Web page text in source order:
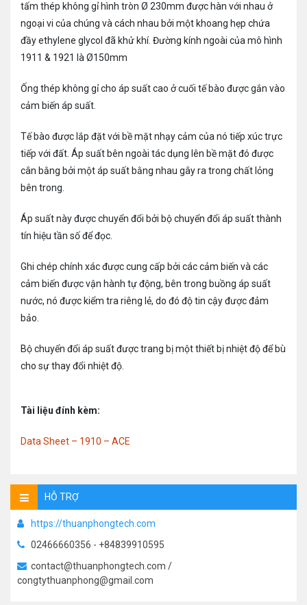
tấm thép không gỉ hình tròn Ø 230mm được hàn với nhau ở
ngoại vi của chúng và cách nhau bởi một khoang hẹp chứa
đầy ethylene glycol đã khử khí. Đường kính ngoài của mô hình
1911 & 1921 là Ø150mm
Ống thép không gỉ cho áp suất cao ở cuối tế bào được gắn vào
cảm biến áp suất.
Tế bào được lắp đặt với bề mặt nhạy cảm của nó tiếp xúc trực
tiếp với đất. Áp suất bên ngoài tác dụng lên bề mặt đó được
cân bằng bởi một áp suất bằng nhau gây ra trong chất lỏng
bên trong.
Áp suất này được chuyển đổi bởi bộ chuyển đổi áp suất thành
tín hiệu tần số để đọc.
Ghi chép chính xác được cung cấp bởi các cảm biến và các
cảm biến được vận hành tự động, bên trong buồng áp suất
nước, nó được kiểm tra riêng lẻ, do đó độ tin cậy được đảm
bảo.
Bộ chuyển đổi áp suất được trang bị một thiết bị nhiệt độ để bù
cho sự thay đổi nhiệt độ.
Tài liệu đính kèm:
Data Sheet – 1910 – ACE
HỖ TRỢ
https://thuanphongtech.com
02466660356 - +84839910595
contact@thuanphongtech.com /
congtythuanphong@gmail.com